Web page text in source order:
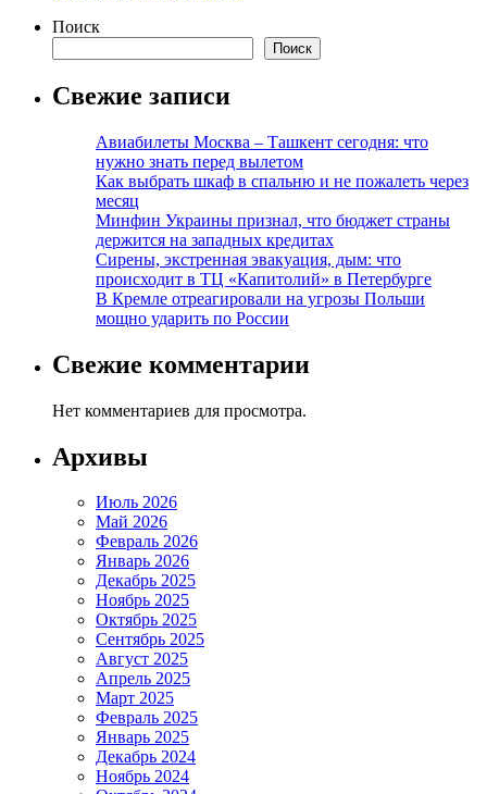
Поиск
Поиск
Свежие записи
Авиабилеты Москва – Ташкент сегодня: что
нужно знать перед вылетом
Как выбрать шкаф в спальню и не пожалеть через
месяц
Минфин Украины признал, что бюджет страны
держится на западных кредитах
Сирены, экстренная эвакуация, дым: что
происходит в ТЦ «Капитолий» в Петербурге
В Кремле отреагировали на угрозы Польши
мощно ударить по России
Свежие комментарии
Нет комментариев для просмотра.
Архивы
Июль 2026
Май 2026
Февраль 2026
Январь 2026
Декабрь 2025
Ноябрь 2025
Октябрь 2025
Сентябрь 2025
Август 2025
Апрель 2025
Март 2025
Февраль 2025
Январь 2025
Декабрь 2024
Ноябрь 2024